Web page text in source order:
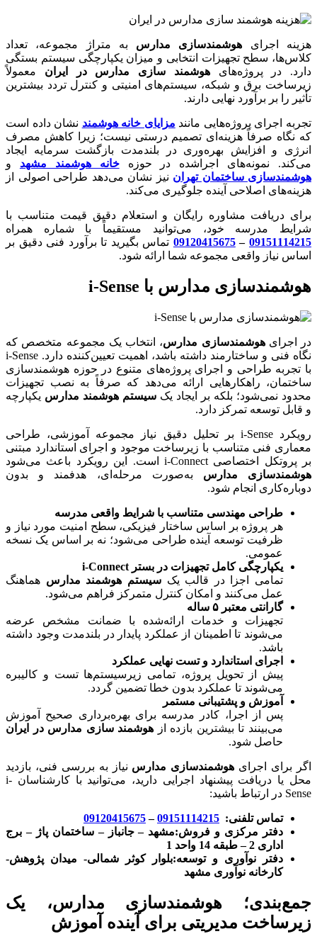
هزینه اجرای هوشمندسازی مدارس به متراژ مجموعه، تعداد
کلاس‌ها، سطح تجهیزات انتخابی و میزان یکپارچگی سیستم بستگی
دارد. در پروژه‌هایهوشمند سازی مدارس در ایران معمولاً
زیرساخت برق و شبکه، سیستم‌های امنیتی و کنترل تردد بیشترین
تأثیر را بر برآورد نهایی دارند.
تجربه اجرای پروژه‌هایی مانند مزایای خانه هوشمند نشان داده است
که نگاه صرفاً هزینه‌ای تصمیم درستی نیست؛ زیرا کاهش مصرف
انرژی و افزایش بهره‌وری در بلندمدت بازگشت سرمایه ایجاد
می‌کند. نمونه‌های اجراشده در حوزهخانه هوشمند مشهد و
هوشمندسازی ساختمان تهران نیز نشان می‌دهد طراحی اصولی از
هزینه‌های اصلاحی آینده جلوگیری می‌کند.
برای دریافت مشاوره رایگان و استعلام دقیق قیمت متناسب با
شرایط مدرسه خود، می‌توانید مستقیماً با شماره همراه
09151114215
–
09120415675 تماس بگیرید تا برآورد فنی دقیق بر
اساس نیاز واقعی مجموعه شما ارائه شود.
هوشمندسازی مدارس با i-Sense
در اجرایهوشمندسازی مدارس، انتخاب یک مجموعه متخصص که
نگاه فنی و ساختارمند داشته باشد، اهمیت تعیین‌کننده دارد. i-Sense
با تجربه طراحی و اجرای پروژه‌های متنوع در حوزه هوشمندسازی
ساختمان، راهکارهایی ارائه می‌دهد که صرفاً به نصب تجهیزات
محدود نمی‌شود؛ بلکه بر ایجاد یک سیستم هوشمند مدارس یکپارچه
و قابل توسعه تمرکز دارد.
رویکرد i-Sense بر تحلیل دقیق نیاز مجموعه آموزشی، طراحی
معماری فنی متناسب با زیرساخت موجود و اجرای استاندارد مبتنی
بر پروتکل اختصاصی i-Connect است. این رویکرد باعث می‌شود
هوشمندسازی مدارس به‌صورت مرحله‌ای، هدفمند و بدون
دوباره‌کاری انجام شود.
طراحی مهندسی متناسب با شرایط واقعی مدرسه
هر پروژه بر اساس ساختار فیزیکی، سطح امنیت مورد نیاز و
ظرفیت توسعه آینده طراحی می‌شود؛ نه بر اساس یک نسخه
عمومی.
یکپارچگی کامل تجهیزات در بستر
تمامی اجزا در قالب یکسیستم هوشمند مدارس هماهنگ
عمل می‌کنند و امکان کنترل متمرکز فراهم می‌شود.
گارانتی معتبر ۵ ساله
تجهیزات و خدمات ارائه‌شده با ضمانت مشخص عرضه
می‌شوند تا اطمینان از عملکرد پایدار در بلندمدت وجود داشته
باشد.
اجرای استاندارد و تست نهایی عملکرد
پیش از تحویل پروژه، تمامی زیرسیستم‌ها تست و کالیبره
می‌شوند تا عملکرد بدون خطا تضمین گردد.
آموزش و پشتیبانی مستمر
پس از اجرا، کادر مدرسه برای بهره‌برداری صحیح آموزش
می‌بینند تا بیشترین بازده از هوشمند سازی مدارس در ایران
حاصل شود.
اگر برای اجرای هوشمندسازی مدارس نیاز به بررسی فنی، بازدید
محل یا دریافت پیشنهاد اجرایی دارید، می‌توانید با کارشناسان i-
Sense در ارتباط باشید:
تماس تلفنی:
09151114215
–
09120415675
دفتر مرکزی و فروش:مشهد – جانباز – ساختمان پاژ – برج
اداری 2 – طبقه 14 واحد 1
دفتر نوآوری و توسعه:بلوار کوثر شمالی- میدان پژوهش-
کارخانه نوآوری مشهد
جمع‌بندی؛ هوشمندسازی مدارس، یک
زیرساخت مدیریتی برای آینده آموزش